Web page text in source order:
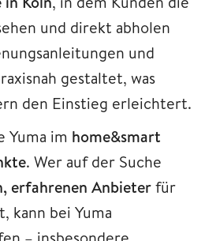
und direkt abholen
und
gestaltet, was
den Einstieg erleichtert.
Yuma im home&smart
. Wer auf der Suche
erfahrenen Anbieterfür
kann bei Yuma